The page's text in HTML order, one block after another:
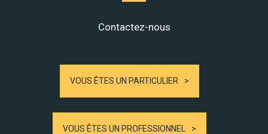
Contactez-nous
VOUS ÊTES UN PARTICULIER
VOUS ÊTES UN PROFESSIONNEL